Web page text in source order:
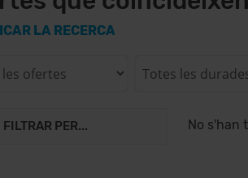
LA RECERCA
FILTRAR PER... No s'han